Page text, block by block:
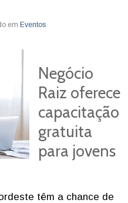
em Eventos
Negócio
Raiz oferece
capacitação
gratuita
para jovens
têm a chance de